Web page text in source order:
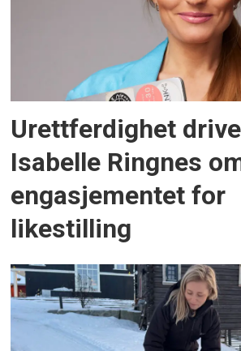
Urettferdighet
Isabelle Ringnes
engasjementet for
likestilling